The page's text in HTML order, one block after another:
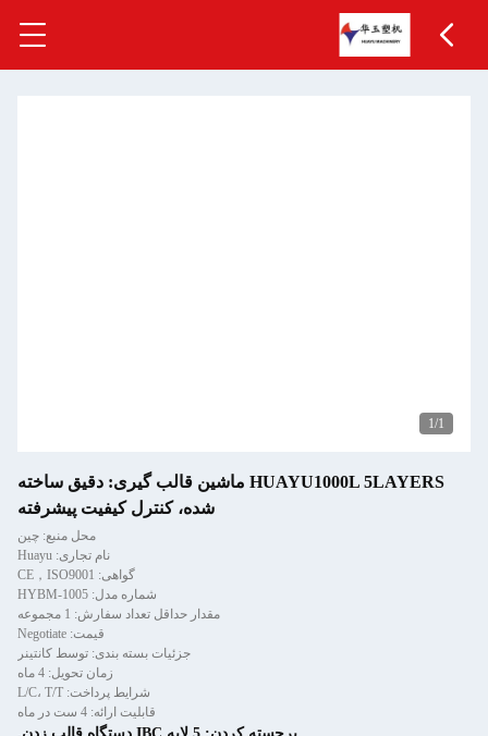
1/1
HUAYU1000L 5LAYERS ماشین قالب گیری: دقیق ساخته
شده، کنترل کیفیت پیشرفته
محل منبع: چین
نام تجاری: Huayu
گواهی: CE，ISO9001
شماره مدل: HYBM-1005
مقدار حداقل تعداد سفارش: 1 مجموعه
قیمت: Negotiate
جزئیات بسته بندی: توسط کانتینر
زمان تحویل: 4 ماه
شرایط پرداخت: L/C، T/T
قابلیت ارائه: 4 ست در ماه